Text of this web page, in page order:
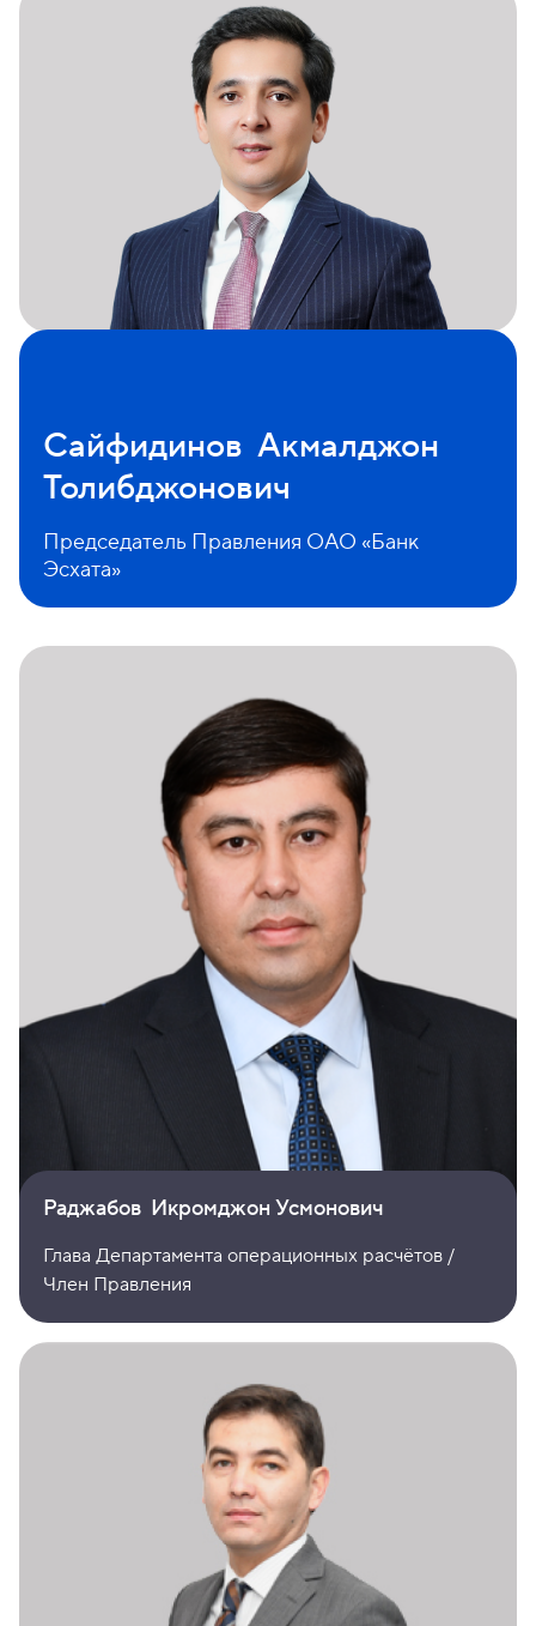
Сайфидинов Акмалджон
Толибджонович
Председатель Правления ОАО «Банк
Эсхата»
Раджабов Икромджон Усмонович
Глава Департамента операционных расчётов /
Член Правления